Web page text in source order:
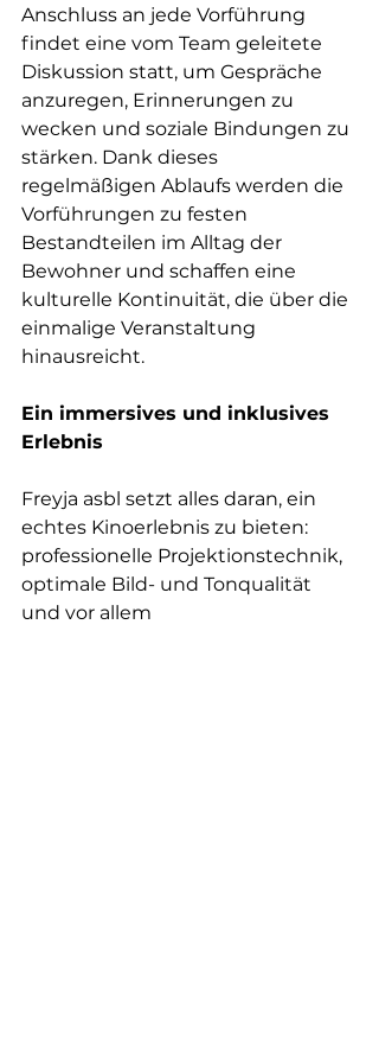
Anschluss an jede Vorführung
findet eine vom Team geleitete
Diskussion statt, um Gespräche
anzuregen, Erinnerungen zu
wecken und soziale Bindungen zu
stärken. Dank dieses
regelmäßigen Ablaufs werden die
Vorführungen zu festen
Bestandteilen im Alltag der
Bewohner und schaffen eine
kulturelle Kontinuität, die über die
einmalige Veranstaltung
hinausreicht.
Ein immersives und inklusives
Erlebnis
Freyja asbl setzt alles daran, ein
echtes Kinoerlebnis zu bieten:
professionelle Projektionstechnik,
optimale Bild- und Tonqualität
und vor allem